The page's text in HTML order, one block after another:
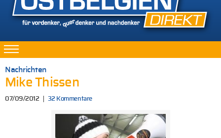
Nachrichten
Mike Thissen
07/09/2012 32 Kommentare